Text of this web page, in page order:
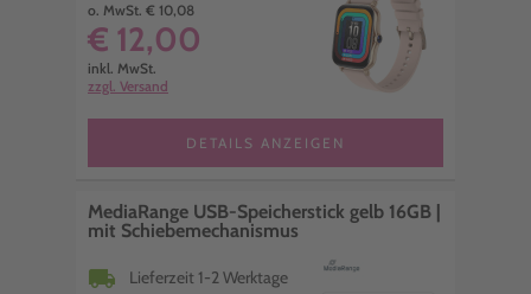
o. MwSt. € 10,08
€ 12,00
inkl. MwSt.
zzgl. Versand
DETAILS ANZEIGEN
MediaRange USB-Speicherstick gelb 16GB |
mit Schiebemechanismus
local_shipping Lieferzeit 1-2 Werktage